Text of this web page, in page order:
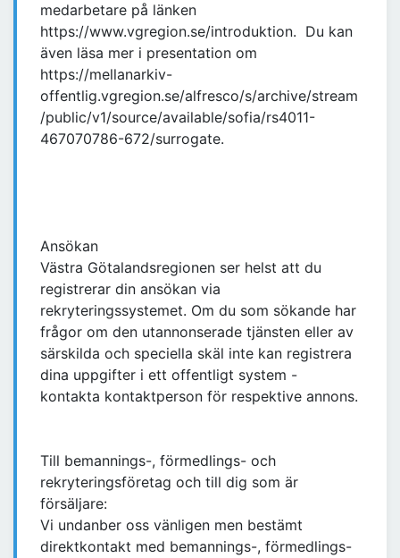
medarbetare på länken
https://www.vgregion.se/introduktion. Du kan
även läsa mer i presentation om
https://mellanarkiv-
offentlig.vgregion.se/alfresco/s/archive/stream
/public/v1/source/available/sofia/rs4011-
467070786-672/surrogate.
Ansökan
Västra Götalandsregionen ser helst att du
registrerar din ansökan via
rekryteringssystemet. Om du som sökande har
frågor om den utannonserade tjänsten eller av
särskilda och speciella skäl inte kan registrera
dina uppgifter i ett offentligt system -
kontakta kontaktperson för respektive annons.
Till bemannings-, förmedlings- och
rekryteringsföretag och till dig som är
försäljare:
Vi undanber oss vänligen men bestämt
direktkontakt med bemannings-, förmedlings-